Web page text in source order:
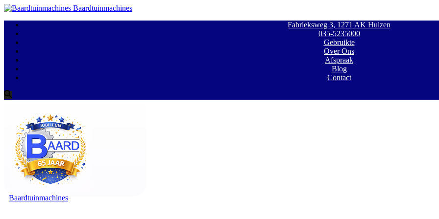
Baardtuinmachines
Fabrieksweg 3, 1271 AK Huizen
035-5235000
Gebruikte
Over Ons
Afspraak
Blog
Contact
Baardtuinmachines